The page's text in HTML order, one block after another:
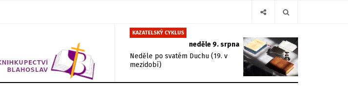
KAZATELSKÝ CYKLUS
neděle 9. srpna
Neděle po svatém Duchu (19. v
mezidobí)